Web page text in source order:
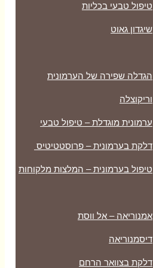
טיפול טבעי בכליות
שיגדון גאוט
הגדלה שפירה של הערמונית
וריקוצלה
ערמונית מוגדלת – טיפול טבעי
דלקת בערמונית – פרוסטטיטיס
טיפול בערמונית – המלצות מלקוחות
אמנוריאה – אל ווסת
דיסמנוריאה
דלקת בצוואר הרחם